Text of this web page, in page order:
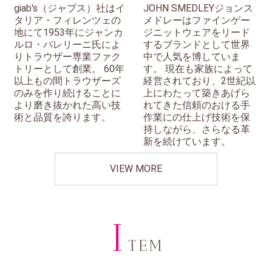
giab's（ジャブス）社はイ
タリア・フィレンツェの
地にて1953年にジャンカ
ルロ・バレリーニ氏によ
りトラウザー専業ファク
トリーとして創業。 60年
以上もの間トラウザーズ
のみを作り続けることに
より磨き抜かれた高い技
術と品質を誇ります。
JOHN SMEDLEYジョンス
メドレーはファインゲー
ジニットウェアをリード
するブランドとして世界
中で人気を博していま
す。 現在も家族によって
経営されており、2世紀以
上にわたって築きあげら
れてきた信頼のおける手
作業にの仕上げ技術を保
持しながら、さらなる革
新を続けています。
VIEW MORE
I TEM